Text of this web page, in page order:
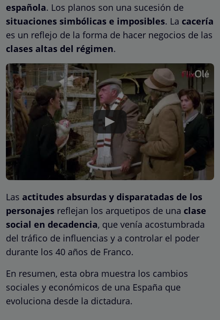
española. Los planos son una sucesión de
situaciones simbólicas e imposibles. La cacería
es un reflejo de la forma de hacer negocios de las
clases altas del régimen.
Las actitudes absurdas y disparatadas de los
personajes reflejan los arquetipos de una clase
social en decadencia, que venía acostumbrada
del tráfico de influencias y a controlar el poder
durante los 40 años de Franco.
En resumen, esta obra muestra los cambios
sociales y económicos de una España que
evoluciona desde la dictadura.